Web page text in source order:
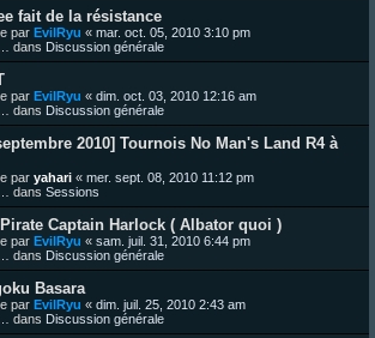
fait de la résistance
par EvilRyu « mar. oct. 05, 2010 3:10 pm
dans Discussion générale
par EvilRyu « dim. oct. 03, 2010 12:16 am
dans Discussion générale
2010] Tournois No Man's Land R4 à
par yahari « mer. sept. 08, 2010 11:12 pm
dans Sessions
Captain Harlock ( Albator quoi )
par EvilRyu « sam. juil. 31, 2010 6:44 pm
dans Discussion générale
Basara
par EvilRyu « dim. juil. 25, 2010 2:43 am
dans Discussion générale